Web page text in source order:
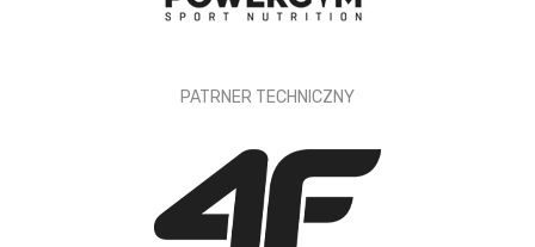
PATRNER TECHNICZNY